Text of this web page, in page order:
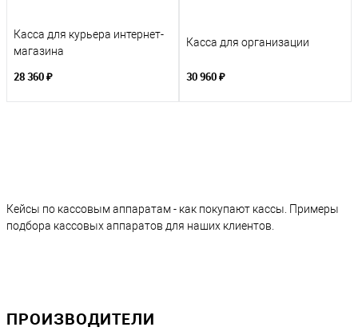
Касса для курьера интернет-
магазина
28 360 ₽
Касса для организации
30 960 ₽
Кейсы по кассовым аппаратам - как покупают кассы. Примеры
подбора кассовых аппаратов для наших клиентов.
ПРОИЗВОДИТЕЛИ